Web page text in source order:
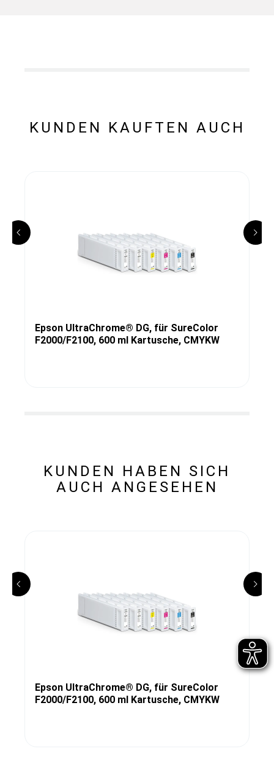
KUNDEN KAUFTEN AUCH
Epson UltraChrome® DG, für SureColor
F2000/F2100, 600 ml Kartusche, CMYKW
KUNDEN HABEN SICH
AUCH ANGESEHEN
Epson UltraChrome® DG, für SureColor
F2000/F2100, 600 ml Kartusche, CMYKW